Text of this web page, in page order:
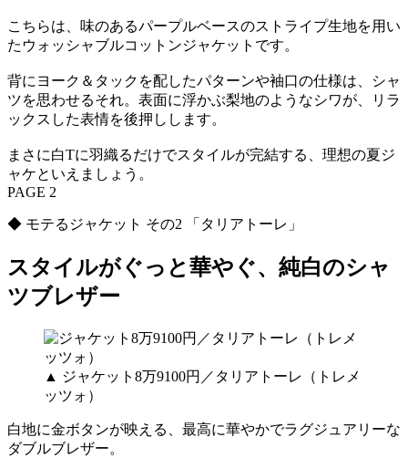
こちらは、味のあるパープルベースのストライプ生地を用い
たウォッシャブルコットンジャケットです。
背にヨーク＆タックを配したパターンや袖口の仕様は、シャ
ツを思わせるそれ。表面に浮かぶ梨地のようなシワが、リラ
ックスした表情を後押しします。
まさに白Tに羽織るだけでスタイルが完結する、理想の夏ジ
ャケといえましょう。
PAGE 2
◆ モテるジャケット その2 「タリアトーレ」
スタイルがぐっと華やぐ、純白のシャ
ツブレザー
▲ ジャケット8万9100円／タリアトーレ（トレメ
ッツォ）
白地に金ボタンが映える、最高に華やかでラグジュアリーな
ダブルブレザー。